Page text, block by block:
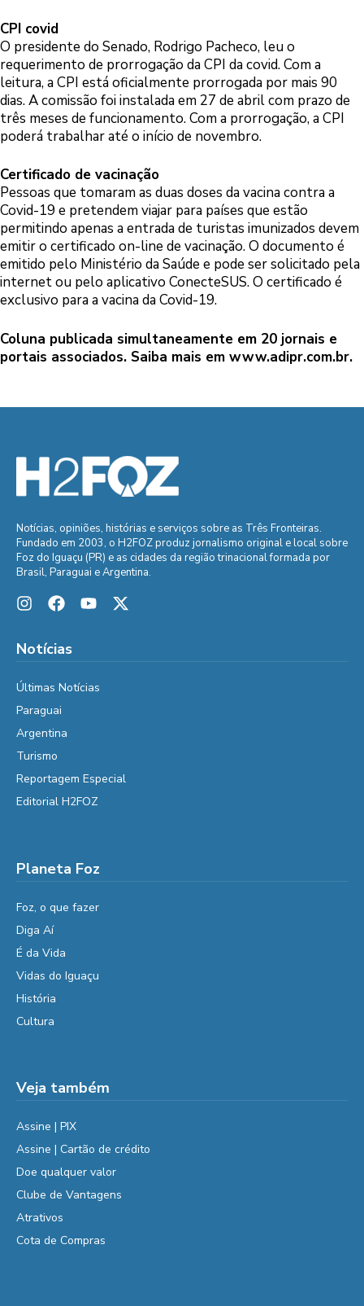
CPI covid
O presidente do Senado, Rodrigo Pacheco, leu o
requerimento de prorrogação da CPI da covid. Com a
leitura, a CPI está oficialmente prorrogada por mais 90
dias. A comissão foi instalada em 27 de abril com prazo de
três meses de funcionamento. Com a prorrogação, a CPI
poderá trabalhar até o início de novembro.
Certificado de vacinação
Pessoas que tomaram as duas doses da vacina contra a
Covid-19 e pretendem viajar para países que estão
permitindo apenas a entrada de turistas imunizados devem
emitir o certificado on-line de vacinação. O documento é
emitido pelo Ministério da Saúde e pode ser solicitado pela
internet ou pelo aplicativo ConecteSUS. O certificado é
exclusivo para a vacina da Covid-19.
Coluna publicada simultaneamente em 20 jornais e
portais associados. Saiba mais em www.adipr.com.br.
Notícias, opiniões, histórias e serviços sobre as Três Fronteiras.
Fundado em 2003, o H2FOZ produz jornalismo original e local sobre
Foz do Iguaçu (PR) e as cidades da região trinacional formada por
Brasil, Paraguai e Argentina.
Notícias
Últimas Notícias
Paraguai
Argentina
Turismo
Reportagem Especial
Editorial H2FOZ
Planeta Foz
Foz, o que fazer
Diga Aí
É da Vida
Vidas do Iguaçu
História
Cultura
Veja também
Assine | PIX
Assine | Cartão de crédito
Doe qualquer valor
Clube de Vantagens
Atrativos
Cota de Compras